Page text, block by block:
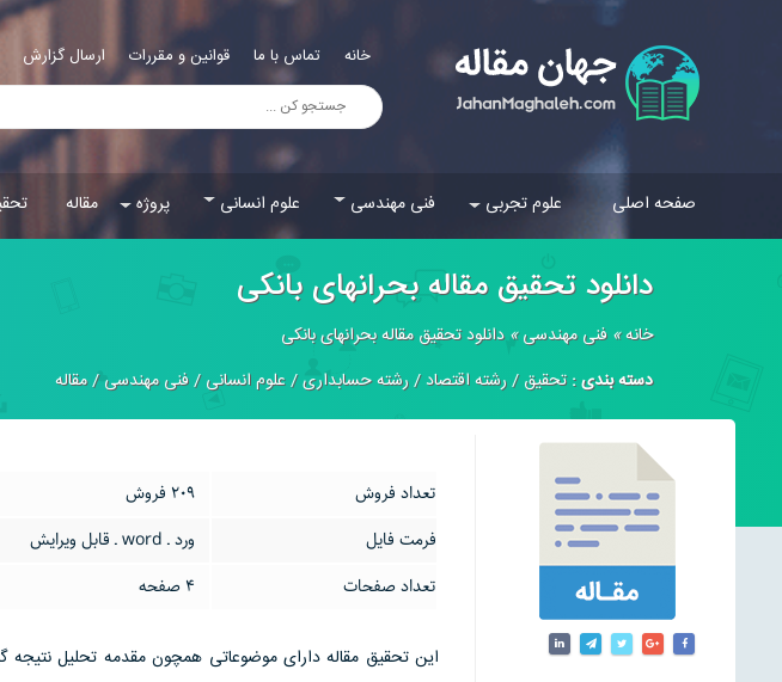
خانه تماس با ما قوانین و مقررات ارسال گزارش
صفحه اصلی علوم تجربی فنی مهندسی علوم انسانی پروژه مقاله
دانلود تحقیق مقاله بحرانهای بانكی
خانه» فنی مهندسی» دانلود تحقیق مقاله بحرانهای بانكی
دسته بندی :تحقیق/رشته اقتصاد/رشته حسابداری/علوم انسانی/فنی مهندسی/مقاله
تعداد فروش
209 فروش
فرمت فایل
ورد ـ word ـ قابل ویرایش
تعداد صفحات
4 صفحه